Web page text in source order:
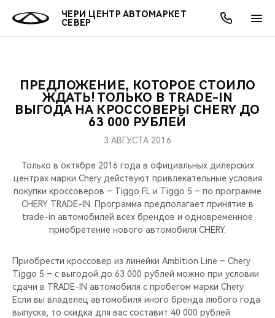
ЧЕРИ ЦЕНТР АВТОМАРКЕТ
СЕВЕР
МОДЕЛИ
СЕДАНЫ
НОВИНКИ
ПОКУПАТЕЛЯМ
ВЛАДЕЛЬЦАМ
ПОДДЕРЖКА
CHERY CONNECT
МИР CHERY
CHERY В СОЦСЕТЯХ
ЛЮДИ CHERY
CHERY REMOTE
CHERY И СПОРТ
АКЦИИ
ОНЛАЙН СЕРВИСЫ
О КОМПАНИИ
ПРЕДЛОЖЕНИЕ, КОТОРОЕ СТОИЛО
ЖДАТЬ! ТОЛЬКО В TRADE-IN
ВЫГОДА НА КРОССОВЕРЫ CHERY ДО
63 000 РУБЛЕЙ
3 АВГУСТА 2016
Только в октябре 2016 года в официальных дилерских
центрах марки Chery действуют привлекательные условия
покупки кроссоверов – Tiggo FL и Tiggo 5 – по программе
CHERY TRADE-IN. Программа предполагает принятие в
trade-in автомобилей всех брендов и одновременное
приобретение нового автомобиля CHERY.
Приобрести кроссовер из линейки Ambition Line – Chery
Tiggo 5 – c выгодой до 63 000 рублей можно при условии
сдачи в TRADE-IN автомобиля с пробегом марки Chery.
Если вы владелец автомобиля иного бренда любого года
выпуска, то скидка для вас составит 40 000 рублей.